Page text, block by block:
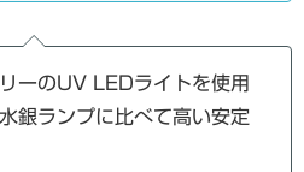
ーのUV LEDライトを使用
銀ランプに比べて高い安定